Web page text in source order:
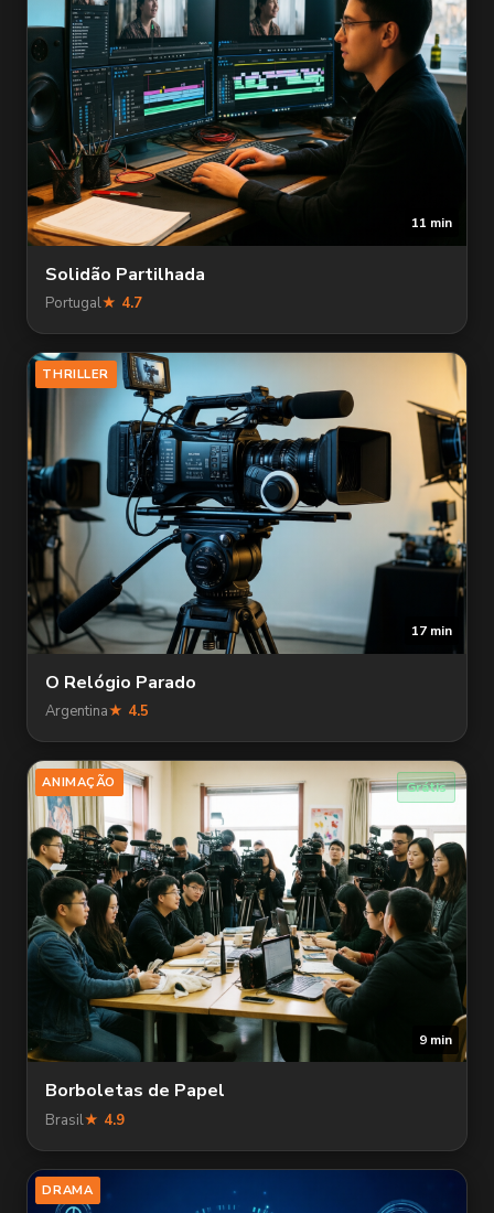
11 min
Solidão Partilhada
Portugal★ 4.7
THRILLER
17 min
O Relógio Parado
Argentina★ 4.5
ANIMAÇÃO
9 min
Grátis
Borboletas de Papel
Brasil★ 4.9
DRAMA